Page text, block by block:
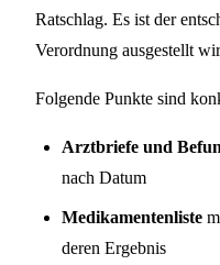
Ratschlag. Es ist der
Verordnung ausgestellt
Folgende Punkte sind
Arztbriefe und
nach Datum
Medikamentenliste
deren Ergebnis